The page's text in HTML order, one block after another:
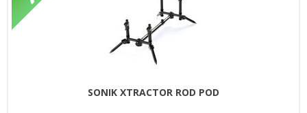
SONIK XTRACTOR ROD POD